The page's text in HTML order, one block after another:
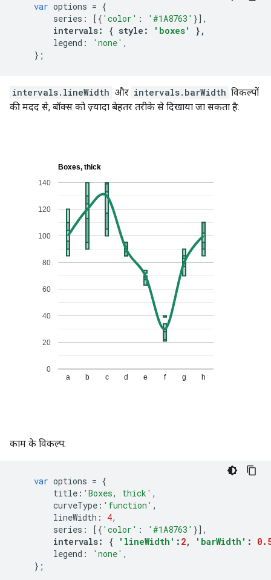
var options = {
series : [{ 'color' : '#1A8763' }],
intervals: { style : 'boxes'
},
legend : 'none' ,
};
intervals.lineWidth और intervals.barWidth विकल्पों
की मदद से, बॉक्स को ज़्यादा बेहतर तरीके से दिखाया जा सकता है:
काम के विकल्प:
var options = {
title : 'Boxes, thick' ,
curveType : 'function' ,
lineWidth : 4,
series : [{ 'color' : '#1A8763' }],
intervals: { 'lineWidth' : 2, 'barWidth' :
legend : 'none' ,
};